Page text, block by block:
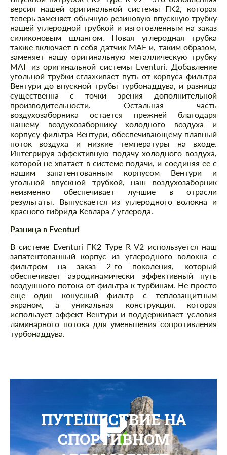
версия нашей оригинальной системы FK2, которая
теперь заменяет обычную резиновую впускную трубку
нашей углеродной трубкой и изготовленным на заказ
силиконовым шлангом. Новая углеродная трубка
также включает в себя датчик MAF и, таким образом,
заменяет нашу оригинальную металлическую трубку
MAF из оригинальной системы Eventuri. Добавление
угольной трубки сглаживает путь от корпуса фильтра
Вентури до впускной трубы турбонаддува, и разница
существенна с точки зрения дополнительной
производительности. Остальная часть
воздухозаборника остается прежней благодаря
нашему воздухозаборнику холодного воздуха и
корпусу фильтра Вентури, обеспечивающему плавный
поток воздуха и низкие температуры на входе.
Интегрируя эффективную подачу холодного воздуха,
которой не хватает в системе подачи, и соединяя ее с
нашим запатентованным корпусом Вентури и
угольной впускной трубкой, наш воздухозаборник
неизменно обеспечивает лучшие в отрасли
результаты. Выпускается из углеродного волокна и
красного гибрида Кевлара / углерода.
Разница в Eventuri
В системе Eventuri FK2 Type R V2 используется наш
запатентованный корпус из углеродного волокна с
фильтром на заказ 2-го поколения, который
обеспечивает аэродинамически эффективный путь
воздушного потока от фильтра к турбинам. Не просто
еще один конусный фильтр с теплозащитным
экраном, а уникальная конструкция, которая
использует эффект Вентури и поддерживает условия
ламинарного потока для уменьшения сопротивления
турбонаддува.
ПУТЕШЕСТВИЕ НА
СПОРТИВНОМ